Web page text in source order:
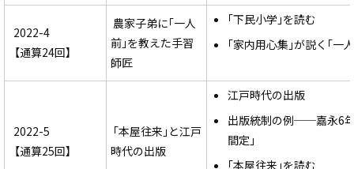
2022-4
【通算24回】
農家子弟に｢一人
前｣を教えた手習
師匠
｢下民小学｣を読む
｢家内用心集｣が説く｢一
2022-5
【通算25回】
｢本屋往来｣と江戸
時代の出版
江戸時代の出版
出版統制の例──嘉永6
間定｣
｢本屋往来｣を読む